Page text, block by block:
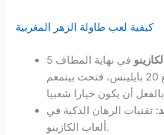
كيفية لعب طاولة الزهر المغربية
في نهاية المطاف 5
صوت الشباب هي لعبة مع 20 بايلينس، فتحت بيتمغم
: تقنيات الرهان الذكية في
ألعاب الكازينو.